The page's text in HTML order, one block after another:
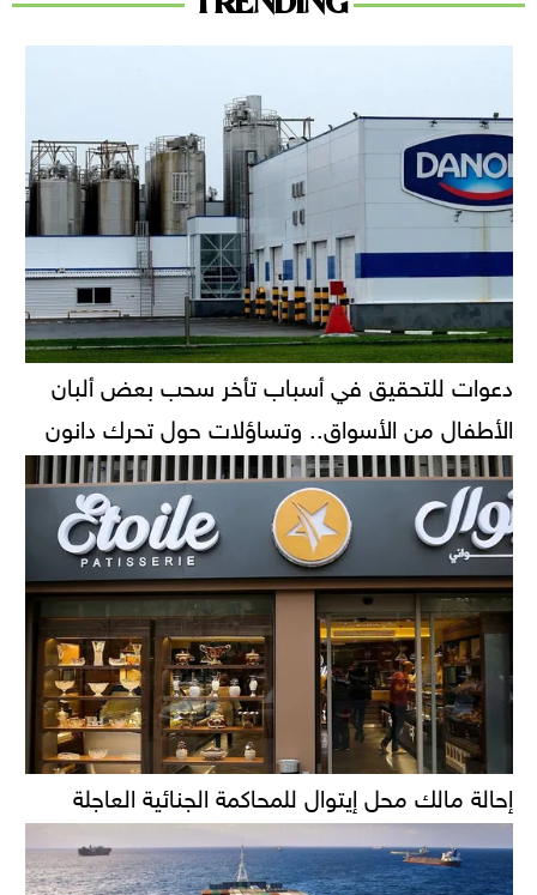
دعوات للتحقيق في أسباب تأخر سحب بعض ألبان
الأطفال من الأسواق.. وتساؤلات حول تحرك دانون
إحالة مالك محل إيتوال للمحاكمة الجنائية العاجلة